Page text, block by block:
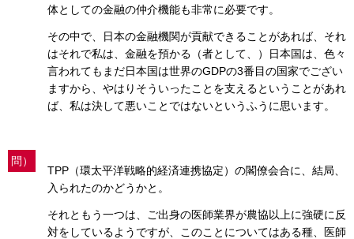
体としての金融の仲介機能も非常に必要です。
その中で、日本の金融機関が貢献できることがあれば、それ
はそれで私は、金融を預かる（者として、）日本国は、色々
言われてもまだ日本国は世界のGDPの3番目の国家でござい
ますから、やはりそういったことを支えるということがあれ
ば、私は決して悪いことではないというふうに思います。
問）
TPP（環太平洋戦略的経済連携協定）の閣僚会合に、結局、
入られたのかどうかと。
それともう一つは、ご出身の医師業界が農協以上に強硬に反
対をしているようですが、このことについてはある種、医師